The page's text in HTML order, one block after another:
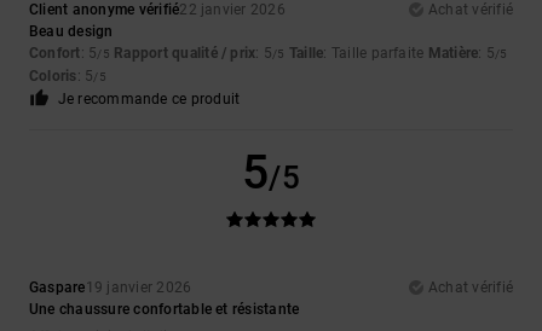
Client anonyme vérifié22 janvier 2026
Achat vérifié
Beau design
Confort: 5/5 Rapport qualité / prix: 5/5 Taille: Taille parfaite Matière: 5/5
Coloris: 5/5
Je recommande ce produit
5/5
Gaspare19 janvier 2026
Achat vérifié
Une chaussure confortable et résistante